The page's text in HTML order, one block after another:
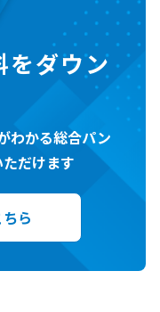
をダウン
わかる総合パン
だけます
ら